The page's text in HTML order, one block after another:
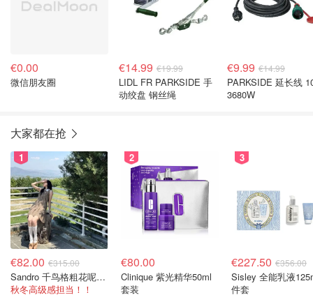
€0.00
微信朋友圈
€14.99 €19.99
LIDL FR PARKSIDE 手
动绞盘 钢丝绳
€9.99 €14.99
PARKSIDE 延长线
3680W
大家都在抢
1
€82.00 €315.00
Sandro 千鸟格粗花呢连衣裙
秋冬高级感担当！！
2
€80.00
Clinique 紫光精华50ml
套装
3
€227.50 €356.00
Sisley 全能乳液
件套